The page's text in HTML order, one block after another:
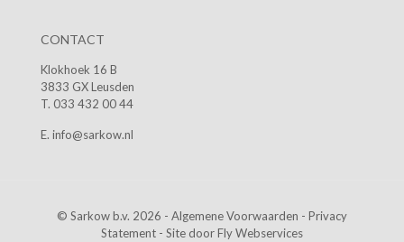
CONTACT
Klokhoek 16 B
3833 GX Leusden
T. 033 432 00 44
E. info@sarkow.nl
© Sarkow b.v. 2026 - Algemene Voorwaarden - Privacy
Statement - Site doorFly Webservices